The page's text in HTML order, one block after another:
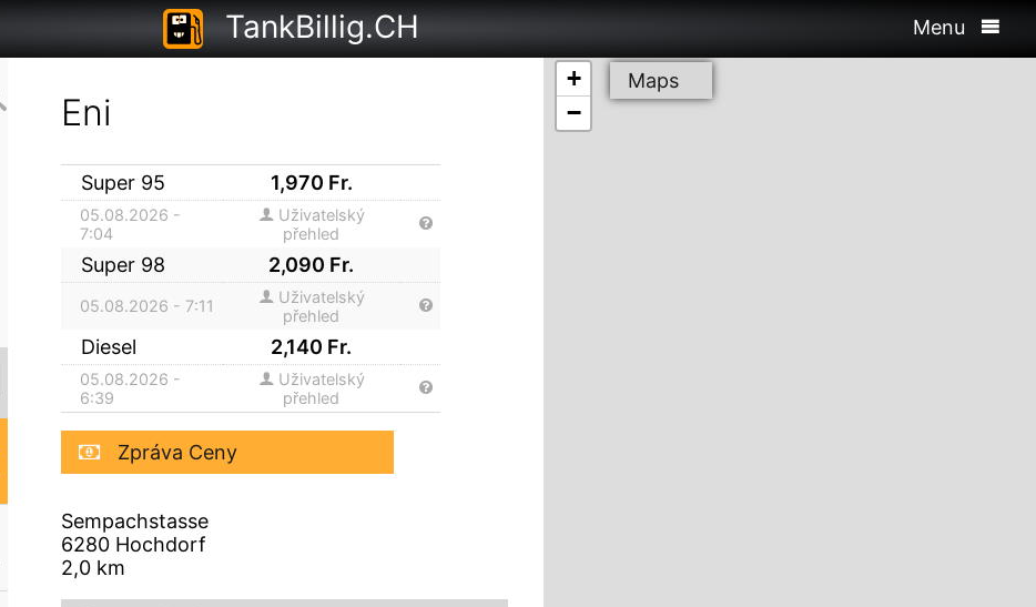
TankBillig.CH Menu
Eni
Super 95 1,970 Fr.
05.08.2026 -
7:04
Uživatelský
přehled
Super 98 2,090 Fr.
05.08.2026 - 7:11
Uživatelský
přehled
Diesel 2,140 Fr.
05.08.2026 -
6:39
Uživatelský
přehled
Zpráva Ceny
Sempachstasse
6280 Hochdorf
2,0km
+
−
Maps